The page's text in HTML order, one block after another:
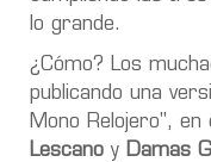
lo grande.
¿Cómo? Los
publicando una
Mono Relojero", en
Lescano y Damas